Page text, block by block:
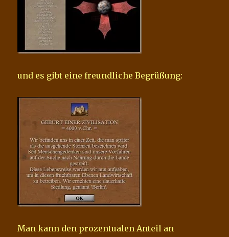
und es gibt eine freundliche Begrüßung:
Man kann den prozentualen Anteil an